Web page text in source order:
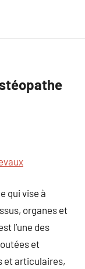
qui vise à
organes et
l’une des
et
et articulaires,